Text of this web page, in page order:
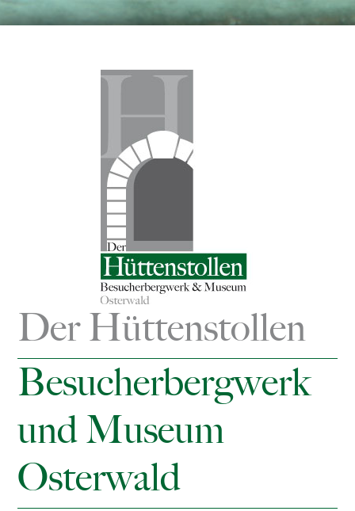
Zum
Der Hüttenstollen
Besucherbergwerk
und Museum
Osterwald